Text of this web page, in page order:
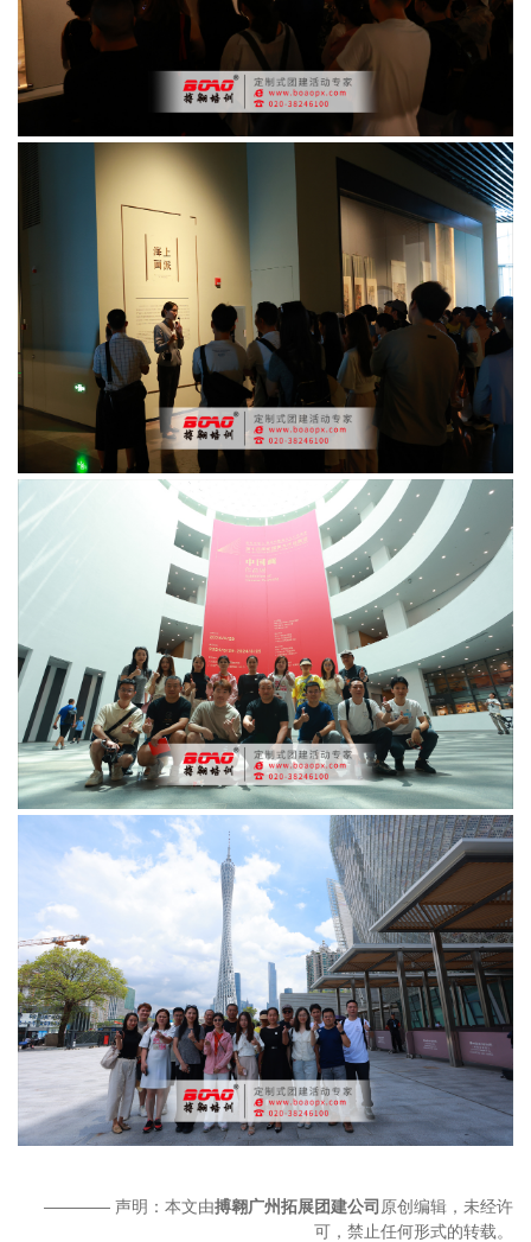
———— 声明：本文由搏翱广州拓展团建公司 原创编辑，未经许
可，禁止任何形式的转载。